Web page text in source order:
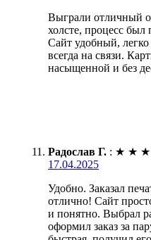
Выграли отличный
холсте, процесс
Сайт удобный,
всегда на связи.
насыщенной и без
Радослав Г. : ★ ★ ★
17.04.2025
Удобно. Заказал
отлично! Сайт
и понятно. Выбрал
оформил заказ за